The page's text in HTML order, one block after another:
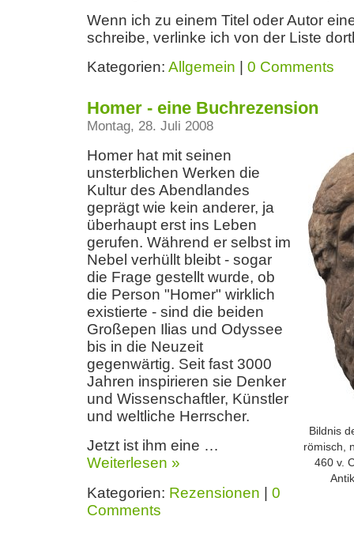
Wenn ich zu einem Titel oder Autor
schreibe, verlinke ich von der Liste
Kategorien: Allgemein 0 Comments
Homer - eine Buchrezension
Montag, 28. Juli 2008
Bildnis
römisch,
460 v.
Homer hat mit seinen
unsterblichen Werken die
Kultur des Abendlandes
geprägt wie kein anderer, ja
überhaupt erst ins Leben
gerufen. Während er selbst im
Nebel verhüllt bleibt - sogar
die Frage gestellt wurde, ob
die Person "Homer" wirklich
existierte - sind die beiden
Großepen Ilias und Odyssee
bis in die Neuzeit
gegenwärtig. Seit fast 3000
Jahren inspirieren sie Denker
und Wissenschaftler, Künstler
und weltliche Herrscher.
Jetzt ist ihm eine …
Weiterlesen »
Kategorien: Rezensionen | 0
Comments